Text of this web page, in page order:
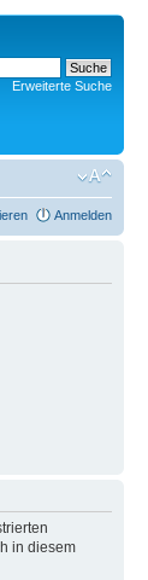
Erweiterte Suche
Anmelden
in diesem